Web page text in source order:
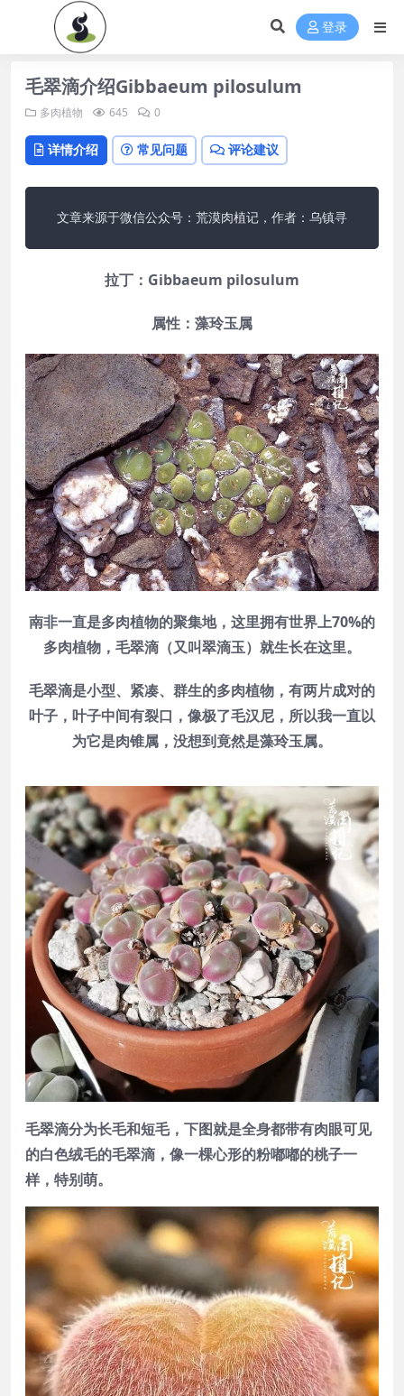
登录
毛翠滴介绍Gibbaeum pilosulum
多肉植物 645 0
详情介绍 常见问题 评论建议
文章来源于微信公众号：荒漠肉植记，作者：乌镇寻
拉丁：Gibbaeum pilosulum
属性：藻玲玉属
南非一直是多肉植物的聚集地，这里拥有世界上70%的
多肉植物，毛翠滴（又叫翠滴玉）就生长在这里。
毛翠滴是小型、紧凑、群生的多肉植物，有两片成对的
叶子，叶子中间有裂口，像极了毛汉尼，所以我一直以
为它是肉锥属，没想到竟然是藻玲玉属。
毛翠滴分为长毛和短毛，下图就是全身都带有肉眼可见
的白色绒毛的毛翠滴，像一棵心形的粉嘟嘟的桃子一
样，特别萌。